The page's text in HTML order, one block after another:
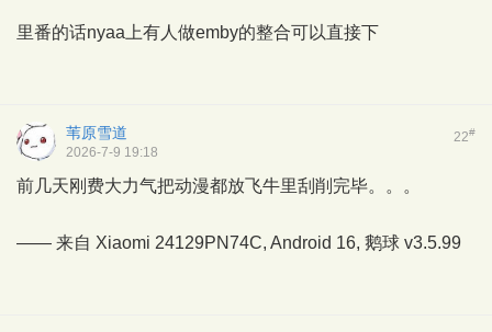
里番的话nyaa上有人做emby的整合可以直接下
22#
苇原雪道
2026-7-9 19:18
前几天刚费大力气把动漫都放飞牛里刮削完毕。。。
—— 来自 Xiaomi 24129PN74C, Android 16, 鹅球 v3.5.99